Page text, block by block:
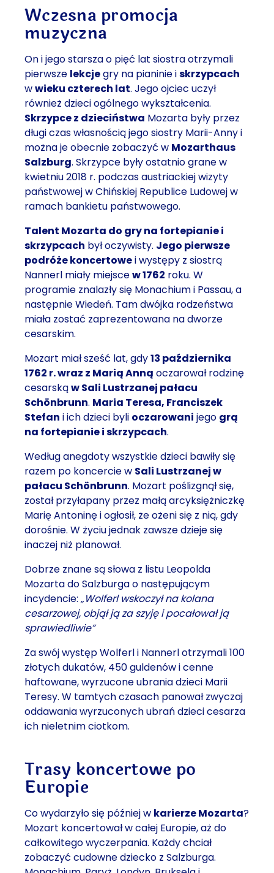
Wczesna promocja
muzyczna
On i jego starsza o pięć lat siostra otrzymali
pierwsze lekcjegry na pianinie iskrzypcach
wwieku czterech lat. Jego ojciec uczył
również dzieci ogólnego wykształcenia.
Skrzypce z dzieciństwa Mozarta były przez
długi czas własnością jego siostry Marii-Anny i
można je obecnie zobaczyć w Mozarthaus
Salzburg. Skrzypce były ostatnio grane w
kwietniu 2018 r. podczas austriackiej wizyty
państwowej w Chińskiej Republice Ludowej w
ramach bankietu państwowego.
Talent Mozarta do gry na fortepianie i
skrzypcach był oczywisty. Jego pierwsze
podróże koncertowei występy z siostrą
Nannerl miały miejscew 1762 roku. W
programie znalazły się Monachium i Passau, a
następnie Wiedeń. Tam dwójka rodzeństwa
miała zostać zaprezentowana na dworze
cesarskim.
Mozart miał sześć lat, gdy13 października
1762 r. wraz z Marią Anną oczarował rodzinę
cesarskąw Sali Lustrzanej pałacu
Schönbrunn. Maria Teresa, Franciszek
Stefan i ich dzieci byli oczarowani jego grą
na fortepianie i skrzypcach.
Według anegdoty wszystkie dzieci bawiły się
razem po koncercie w Sali Lustrzanej w
pałacu Schönbrunn. Mozart poślizgnął się,
został przyłapany przez małą arcyksiężniczkę
Marię Antoninę i ogłosił, że ożeni się z nią, gdy
dorośnie. W życiu jednak zawsze dzieje się
inaczej niż planował.
Dobrze znane są słowa z listu Leopolda
Mozarta do Salzburga o następującym
incydencie: „Wolferl wskoczył na kolana
cesarzowej, objął ją za szyję i pocałował ją
sprawiedliwie”
Za swój występ Wolferl i Nannerl otrzymali 100
złotych dukatów, 450 guldenów i cenne
haftowane, wyrzucone ubrania dzieci Marii
Teresy. W tamtych czasach panował zwyczaj
oddawania wyrzuconych ubrań dzieci cesarza
ich nieletnim ciotkom.
Trasy koncertowe po
Europie
Co wydarzyło się później w karierze Mozarta?
Mozart koncertował w całej Europie, aż do
całkowitego wyczerpania. Każdy chciał
zobaczyć cudowne dziecko z Salzburga.